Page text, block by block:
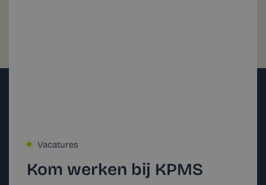
Vacatures
Kom werken bij KPMS